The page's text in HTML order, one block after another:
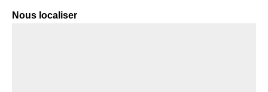
Nous localiser